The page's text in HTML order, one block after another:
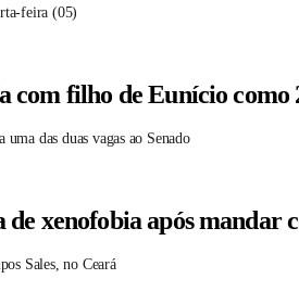
feira (05)
filho de Eunício como
das duas vagas ao Senado
xenofobia após mandar
Sales, no Ceará